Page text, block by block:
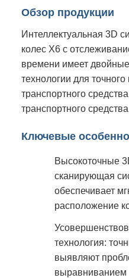
Обзор продукции
Интеллектуальная 3D
колес X6 с
времени имеет
технологии для
транспортного
транспортного
Ключевые
Высокоточные
сканирующая
обеспечивает
расположение
технология:
выявляют
выравниванием